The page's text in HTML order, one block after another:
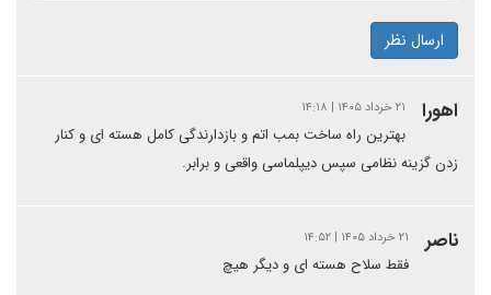
ارسال نظر
اهورا ۲۱ خرداد ۱۴۰۵ | ۱۴:۱۸
بهترین راه ساخت بمب اتم و بازدارندگی کامل هسته ای و کنار
زدن گزینه نظامی سپس دیپلماسی واقعی و برابر.
ناصر ۲۱ خرداد ۱۴۰۵ | ۱۴:۵۲
فقط سلاح هسته ای و دیگر هیچ